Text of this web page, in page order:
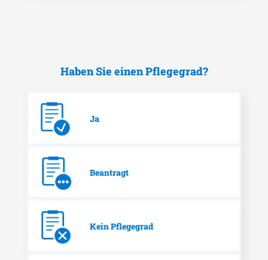
Haben Sie einen Pflegegrad?
Ja
Beantragt
Kein Pflegegrad